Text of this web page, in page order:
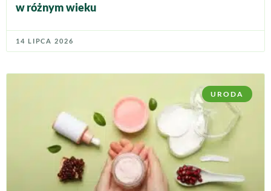
w różnym wieku
14 LIPCA 2026
URODA